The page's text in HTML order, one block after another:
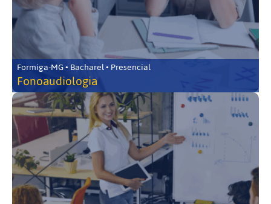
Formiga-MG • Bacharel • Presencial
Fonoaudiologia